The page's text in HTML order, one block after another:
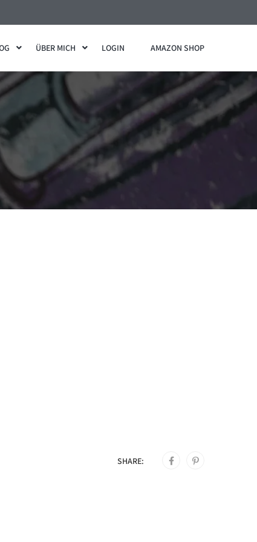
ÜBER MICH LOGIN AMAZON SHOP
SHARE: